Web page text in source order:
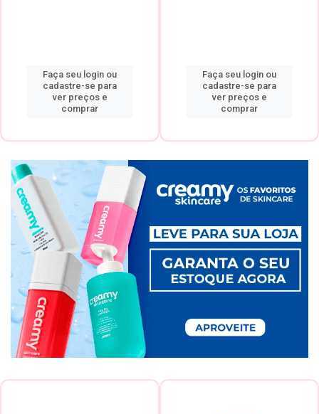
Faça seu login ou
cadastre-se para
ver preços e
comprar
Faça seu login ou
cadastre-se para
ver preços e
comprar